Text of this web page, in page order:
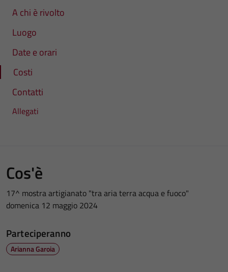
A chi è rivolto
Luogo
Date e orari
Costi
Contatti
Allegati
Cos'è
17^ mostra artigianato "tra aria terra acqua e fuoco"
domenica 12 maggio 2024
Parteciperanno
Arianna Garoia